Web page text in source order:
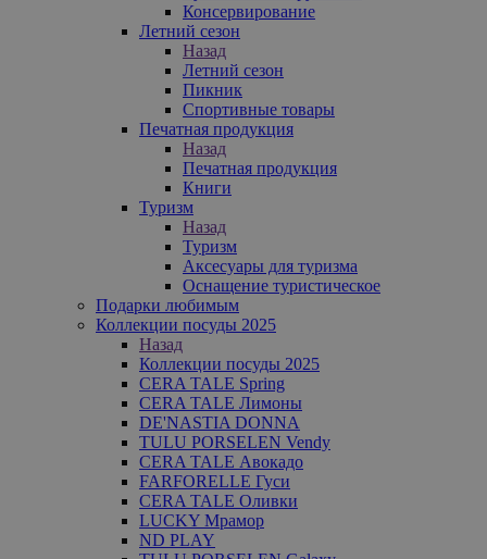
Консервирование
Летний сезон
Назад
Летний сезон
Пикник
Спортивные товары
Печатная продукция
Назад
Печатная продукция
Книги
Туризм
Назад
Туризм
Аксесуары для туризма
Оснащение туристическое
Подарки любимым
Коллекции посуды 2025
Назад
Коллекции посуды 2025
CERA TALE Spring
CERA TALE Лимоны
DE'NASTIA DONNA
TULU PORSELEN Vendy
CERA TALE Авокадо
FARFORELLE Гуси
CERA TALE Оливки
LUCKY Мрамор
ND PLAY